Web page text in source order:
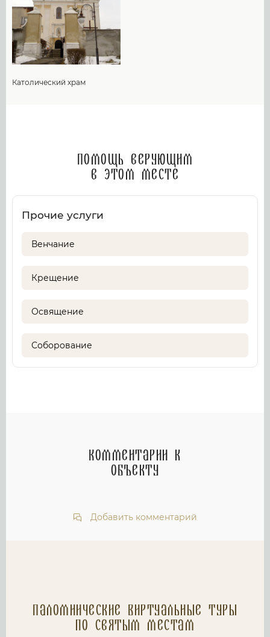
Католический храм
Помощь верующим
в этом месте
Прочие услуги
Венчание
Крещение
Освящение
Соборование
Комментарии к
объекту
Добавить комментарий
Паломнические Виртуальные туры
по святым местам